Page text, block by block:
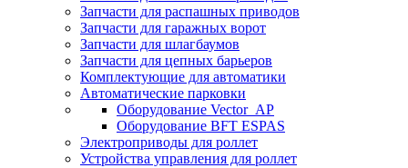
Запчасти для распашных приводов
Запчасти для гаражных ворот
Запчасти для шлагбаумов
Запчасти для цепных барьеров
Комплектующие для автоматики
Автоматические парковки
Оборудование Vector_AP
Оборудование BFT ESPAS
Электроприводы для роллет
Устройства управления для роллет